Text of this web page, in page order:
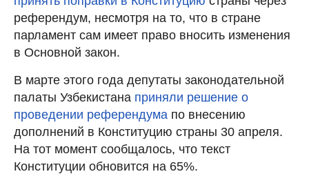
референдум, несмотря на то, что в стране
парламент сам имеет право вносить изменения
в Основной закон.
В марте этого года депутаты законодательной
палаты Узбекистана приняли решение о
проведении референдума по внесению
дополнений в Конституцию страны 30 апреля.
На тот момент сообщалось, что текст
Конституции обновится на 65%.